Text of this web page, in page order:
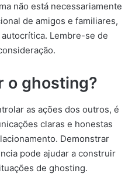
não está necessariamente
de amigos e familiares,
Lembre-se de
o ghosting?
as ações dos outros, é
claras e honestas
Demonstrar
pode ajudar a construir
de ghosting.